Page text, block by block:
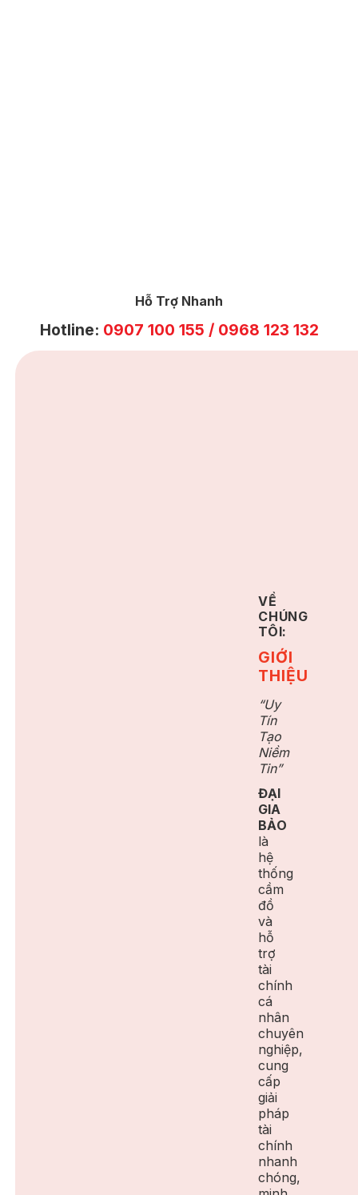
Hỗ Trợ Nhanh
Hotline: 0907 100 155 / 0968 123 132
VỀ
CHÚNG
TÔI:
GIỚI
THIỆU
“Uy
Tín
Tạo
Niềm
Tin”
ĐẠI
GIA
BẢO
là
hệ
thống
cầm
đồ
và
hỗ
trợ
tài
chính
cá
nhân
chuyên
nghiệp,
cung
cấp
giải
pháp
tài
chính
nhanh
chóng,